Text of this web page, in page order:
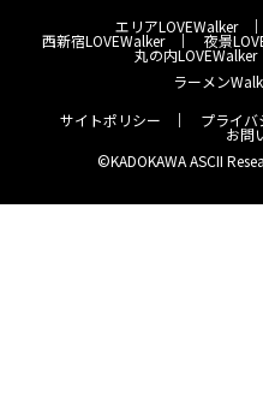
エリアLOVEWalker
西新宿LOVEWalker 夜景
丸の内LOVEWalker
ラーメン
サイトポリシー
プライバ
お問
©KADOKAWA ASCII